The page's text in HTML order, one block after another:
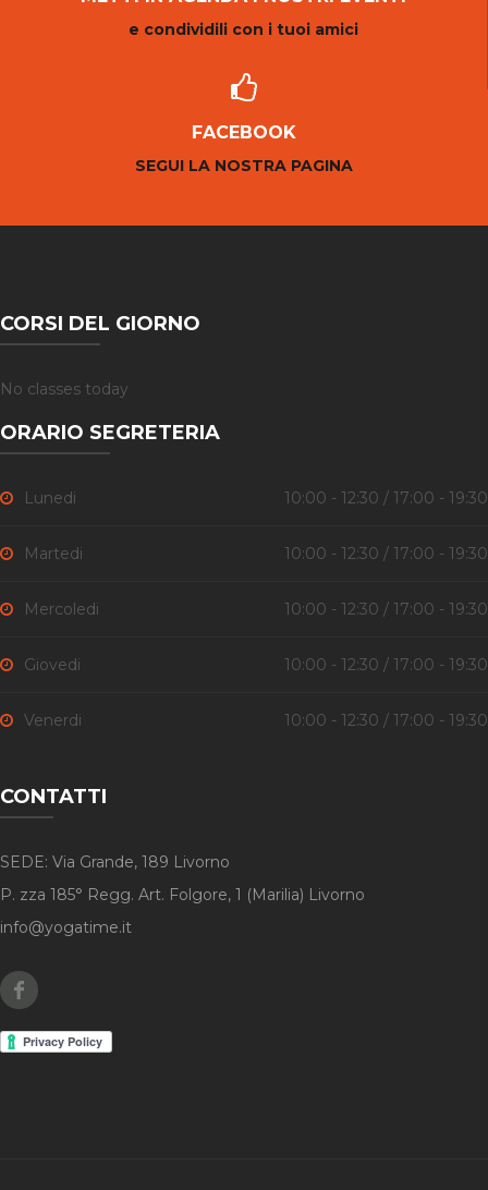
e condividili con i tuoi amici
FACEBOOK
SEGUI LA NOSTRA PAGINA
CORSI DEL GIORNO
No classes today
ORARIO SEGRETERIA
Lunedi 10:00 - 12:30 / 17:00 - 19:30
Martedi 10:00 - 12:30 / 17:00 - 19:30
Mercoledi 10:00 - 12:30 / 17:00 - 19:30
Giovedi 10:00 - 12:30 / 17:00 - 19:30
Venerdi 10:00 - 12:30 / 17:00 - 19:30
CONTATTI
SEDE: Via Grande, 189 Livorno
P. zza 185° Regg. Art. Folgore, 1 (Marilia) Livorno
info@yogatime.it